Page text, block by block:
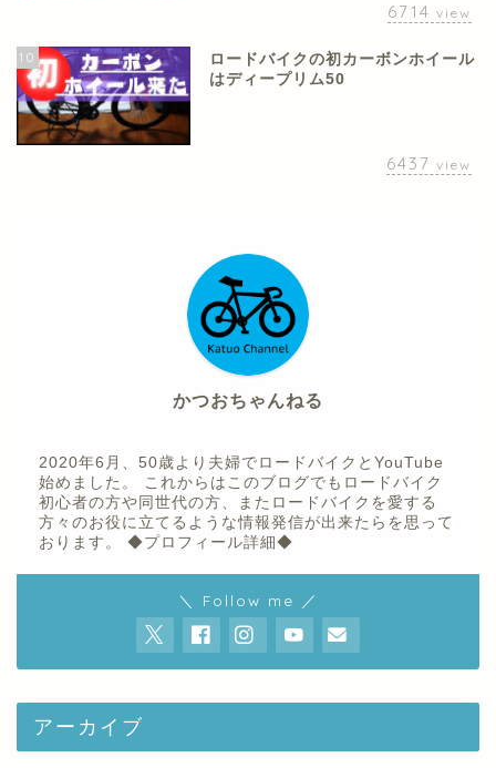
6714 view
10
ロードバイクの初カーボンホイール
はディープリム50
6437 view
かつおちゃんねる
2020年6月、50歳より夫婦でロードバイクとYouTube
始めました。 これからはこのブログでもロードバイク
初心者の方や同世代の方、またロードバイクを愛する
方々のお役に立てるような情報発信が出来たらを思って
おります。 ◆プロフィール詳細◆
＼ Follow me ／
アーカイブ
プロフィール
お問い合わせ